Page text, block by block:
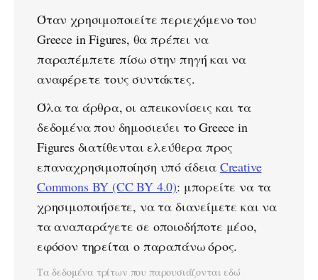
Όταν χρησιμοποιείτε περιεχόμενο του
Greece in Figures, θα πρέπει να
παραπέμπετε πίσω στην πηγή και να
αναφέρετε τους συντάκτες.
Όλα τα άρθρα, οι απεικονίσεις και τα
δεδομένα που δημοσιεύει το Greece in
Figures διατίθενται ελεύθερα προς
επαναχρησιμοποίηση υπό άδεια Creative
Commons BY (CC BY 4.0): μπορείτε να τα
χρησιμοποιήσετε, να τα διανείμετε και να
τα αναπαράγετε σε οποιοδήποτε μέσο,
εφόσον τηρείται ο παραπάνω όρος.
Τα δεδομένα τρίτων που παρουσιάζονται εδώ